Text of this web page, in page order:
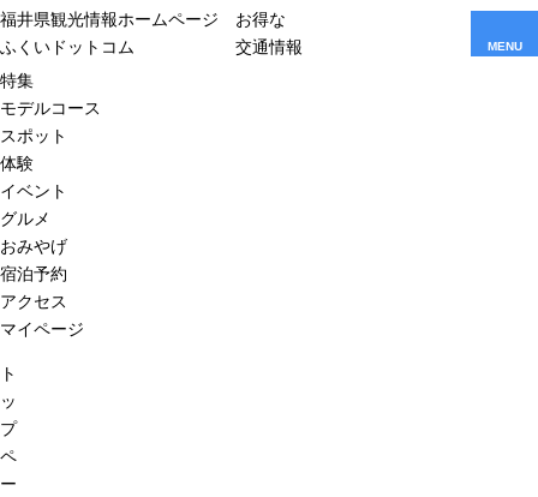
福井県観光情報ホームページ
ふくいドットコム
お得な
交通情報
MENU
特集
モデルコース
スポット
体験
イベント
グルメ
おみやげ
宿泊予約
アクセス
マイページ
ト
ッ
プ
ペ
ー